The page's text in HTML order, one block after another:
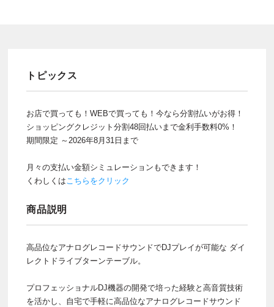
トピックス
お店で買っても！WEBで買っても！今なら分割払いがお得！
ショッピングクレジット分割48回払いまで金利手数料0%！
期間限定 ～2026年8月31日まで
月々の支払い金額シミュレーションもできます！
くわしくはこちらをクリック
商品説明
高品位なアナログレコードサウンドでDJプレイが可能な ダイ
レクトドライブターンテーブル。
プロフェッショナルDJ機器の開発で培った経験と高音質技術
を活かし、自宅で手軽に高品位なアナログレコードサウンド